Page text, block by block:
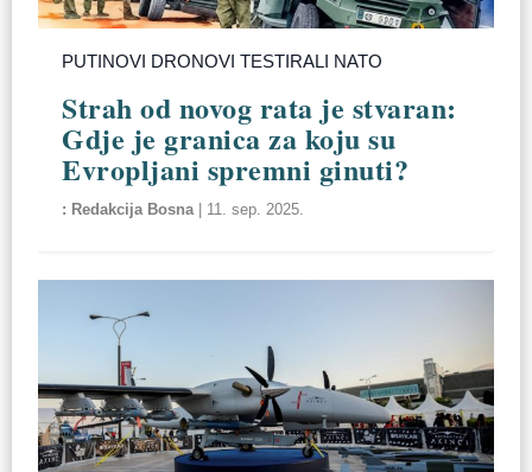
PUTINOVI DRONOVI TESTIRALI NATO
Strah od novog rata je stvaran:
Gdje je granica za koju su
Evropljani spremni ginuti?
Redakcija Bosna| 11. sep. 2025.